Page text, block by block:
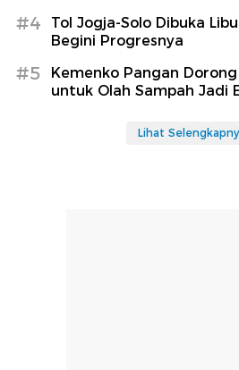
#4
Tol Jogja-Solo Dibuka
Begini Progresnya
#5
Kemenko Pangan
untuk Olah Sampah Jadi
Lihat